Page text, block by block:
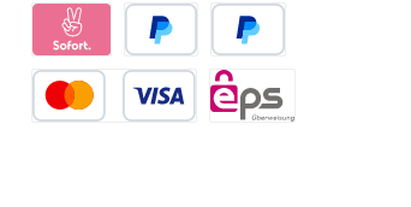
PayPal Später bezahlen
Sofort